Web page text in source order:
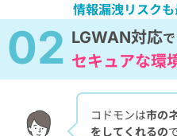
情報漏洩リスク
02 LGWAN対応で
セキュアな環
コドモンは市の
をしてくれるの